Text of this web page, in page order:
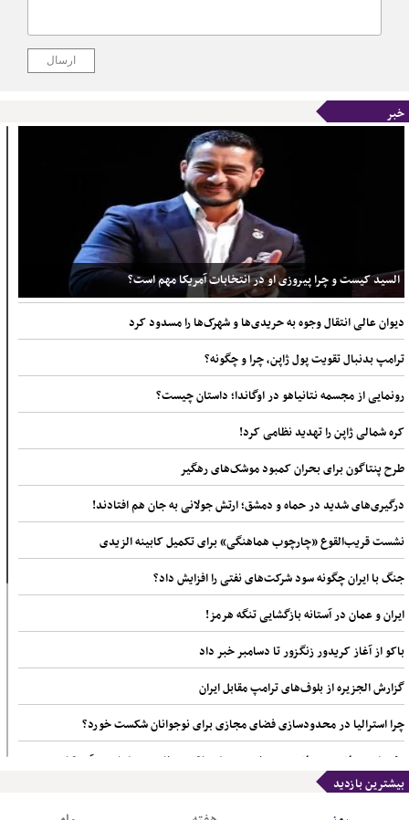
ارسال
خبر
السید کیست و چرا پیروزی او در انتخابات آمریکا مهم است؟
دیوان عالی انتقال وجوه به حریدی‌ها و شهرک‌ها را مسدود کرد
ترامپ بدنبال تقویت پول ژاپن، چرا و چگونه؟
رونمایی از مجسمه نتانیاهو در اوگاندا؛ داستان چیست؟
کره شمالی ژاپن را تهدید نظامی کرد!
طرح پنتاگون برای بحران کمبود موشک‌های رهگیر
درگیری‌های شدید در حماه و دمشق؛ ارتش جولانی به جان هم افتادند!
نشست قریب‌القوع «چارچوب هماهنگی» برای تکمیل کابینه الزیدی
جنگ با ایران چگونه سود شرکت‌های نفتی را افزایش داد؟
ایران و عمان در آستانه بازگشایی تنگه هرمز!
باکو از آغاز کریدور زنگزور تا دسامبر خبر داد
گزارش الجزیره از بلوف‌های ترامپ مقابل ایران
چرا استرالیا در محدودسازی فضای مجازی برای نوجوانان شکست خورد؟
۶۰ میلیون دلار هزینه لابی صهیونیستی برای شکست نامزد مسلمان در آمریکا
نقض سیستماتیک حقوق شیعیان در کشورهای منطقه
بیشترین بازدید